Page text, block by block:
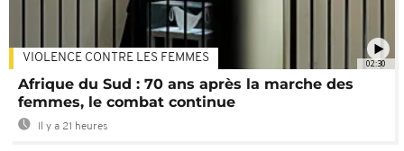
02:30
VIOLENCE CONTRE LES FEMMES
Afrique du Sud : 70 ans après la marche des
femmes, le combat continue
Il y a 21 heures